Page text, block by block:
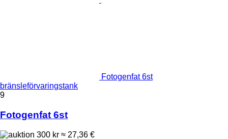
Fotogenfat 6st
bränsleförvaringstank
9
Fotogenfat 6st
300 kr ≈ 27,36 €